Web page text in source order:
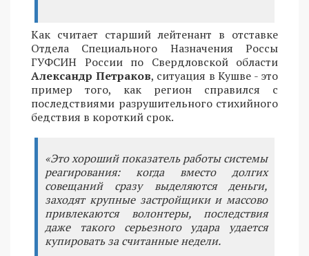
Как считает старший лейтенант в отставке
Отдела Специального Назначения Россы
ГУФСИН России по Свердловской области
Александр Петраков, ситуация в Кушве - это
пример того, как регион справился с
последствиями разрушительного стихийного
бедствия в короткий срок.
«Это хороший показатель работы системы
реагирования: когда вместо долгих
совещаний сразу выделяются деньги,
заходят крупные застройщики и массово
привлекаются волонтеры, последствия
даже такого серьезного удара удается
купировать за считанные недели.